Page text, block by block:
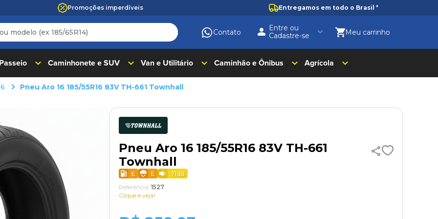
Promoções imperdíveis Entregamos em todo o Brasil *
(ex 185/65R14)
Contato
Entre ou
Cadastre-se
Caminhonete e SUV Van e Utilitário Caminhão e Ônibus Agrícola
Pneu Aro 16 185/55R16 83V TH-661 Townhall
Pneu Aro 16 185/55R16 83V TH-661
Townhall
E E 71dB
Referência: 1527
Clique e veja!